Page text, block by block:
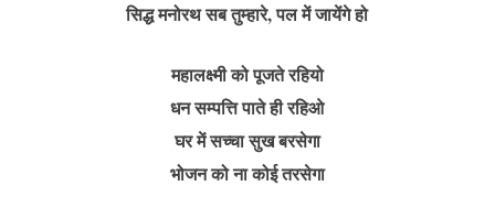
सिद्ध मनोरथ सब तुम्हारे, पल में जायेंगे हो
महालक्ष्मी को पूजते रहियो
धन सम्पत्ति पाते ही रहिओ
घर में सच्चा सुख बरसेगा
भोजन को ना कोई तरसेगा